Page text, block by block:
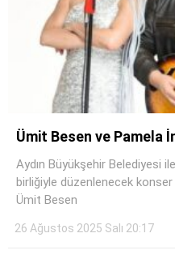
Ümit Besen ve Pamela
Aydın Büyükşehir Belediyesi
birliğiyle düzenlenecek
Ümit Besen
26 Ağustos 2025 Salı 20:17